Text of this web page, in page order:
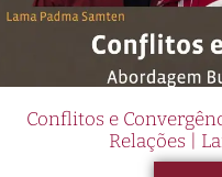
Conflitos e
Relações |